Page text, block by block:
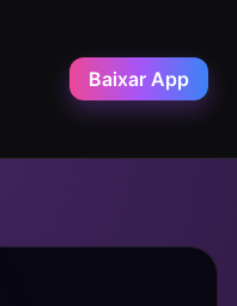
Baixar App